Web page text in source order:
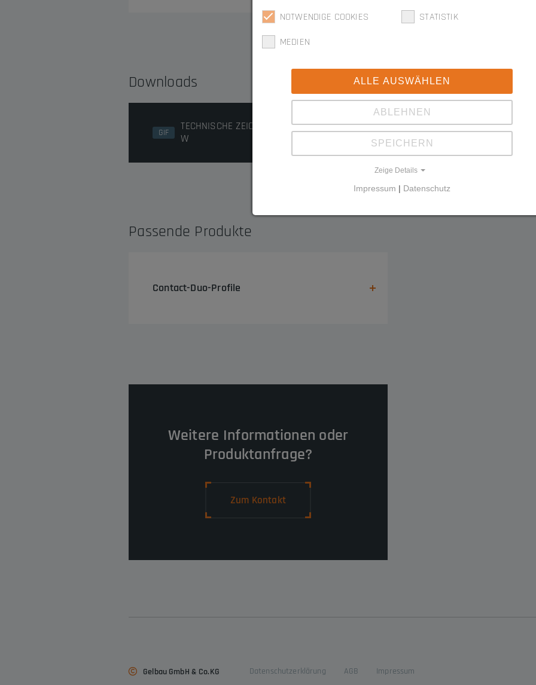
Downloads
GIF
TECHNISCHE ZEICHNUNG 112/A7
W
Passende Produkte
Contact-Duo-Profile
Weitere Informationen oder
Produktanfrage?
Zum Kontakt
Gelbau GmbH & Co.KG Datenschutzerklärung AGB Impressum
NOTWENDIGE COOKIES
STATISTIK
MEDIEN
ALLE AUSWÄHLEN
ABLEHNEN
SPEICHERN
Zeige Details
Impressum | Datenschutz